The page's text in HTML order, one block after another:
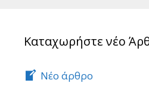
Καταχωρήστε νέο
Νέο άρθρο